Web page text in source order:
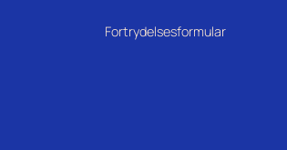
Fortrydelsesformular